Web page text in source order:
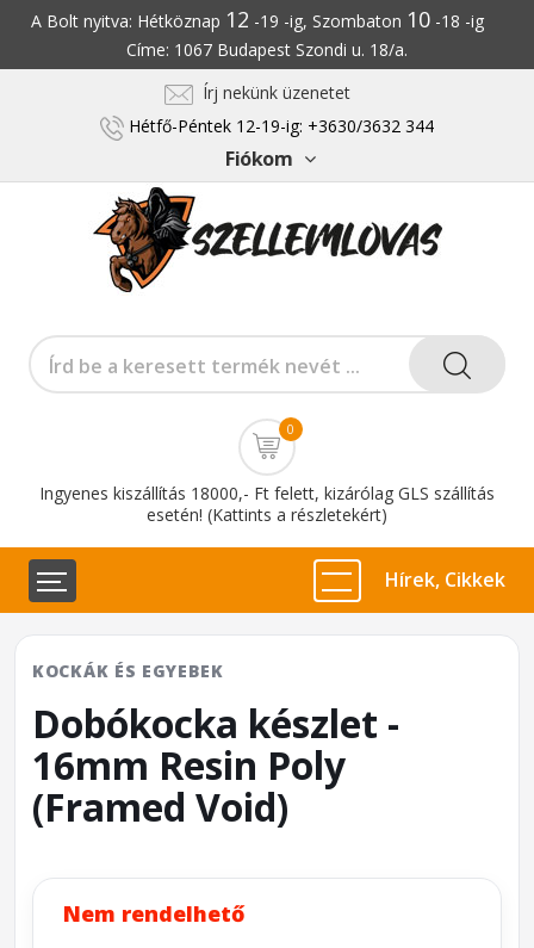
A Bolt nyitva: Hétköznap 12 -19 -ig, Szombaton 10-18 -ig
Címe: 1067 Budapest Szondi u. 18/a.
Írj nekünk üzenetet
Hétfő-Péntek 12-19-ig: +3630/3632 344
Fiókom
0
Ingyenes kiszállítás 18000,- Ft felett, kizárólag GLS szállítás
esetén! (Kattints a részletekért)
Hírek, Cikkek
KOCKÁK ÉS EGYEBEK
Dobókocka készlet -
16mm Resin Poly
(Framed Void)
Nem rendelhető